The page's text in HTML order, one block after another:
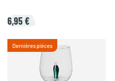
6,95 €
Dernières pièces